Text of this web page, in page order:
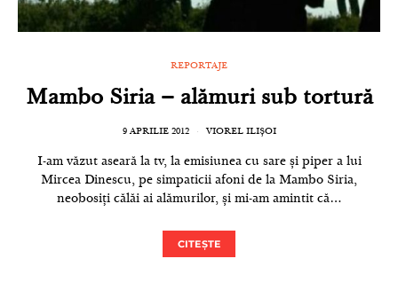
REPORTAJE
Mambo Siria – alămuri sub tortură
9 APRILIE 2012 VIOREL ILIȘOI
I-am văzut aseară la tv, la emisiunea cu sare și piper a lui
Mircea Dinescu, pe simpaticii afoni de la Mambo Siria,
neobosiți călăi ai alămurilor, și mi-am amintit că…
CITEȘTE